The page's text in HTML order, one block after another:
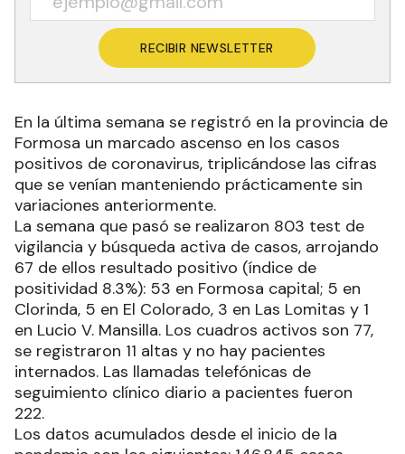
RECIBIR NEWSLETTER
En la última semana se registró en la provincia de
Formosa un marcado ascenso en los casos
positivos de coronavirus, triplicándose las cifras
que se venían manteniendo prácticamente sin
variaciones anteriormente.
La semana que pasó se realizaron 803 test de
vigilancia y búsqueda activa de casos, arrojando
67 de ellos resultado positivo (índice de
positividad 8.3%): 53 en Formosa capital; 5 en
Clorinda, 5 en El Colorado, 3 en Las Lomitas y 1
en Lucio V. Mansilla. Los cuadros activos son 77,
se registraron 11 altas y no hay pacientes
internados. Las llamadas telefónicas de
seguimiento clínico diario a pacientes fueron
222.
Los datos acumulados desde el inicio de la